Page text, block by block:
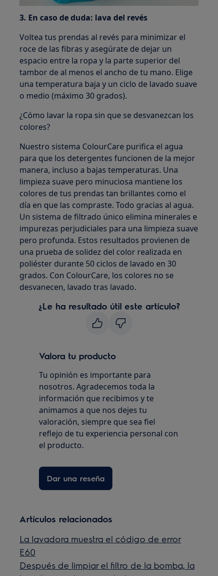
3. En caso de duda: lava del revés
Voltea tus prendas al revés para minimizar el
roce de las fibras y asegúrate de dejar un
espacio entre la ropa y la parte superior del
tambor de al menos el ancho de tu mano. Elige
una temperatura baja y un ciclo de lavado suave
o medio (máximo 30 grados).
¿Cómo lavar la ropa sin que se desvanezcan los
colores?
Nuestro sistema ColourCare purifica el agua
para que los detergentes funcionen de la mejor
manera, incluso a bajas temperaturas. Una
limpieza suave pero minuciosa mantiene los
colores de tus prendas tan brillantes como el
día en que las compraste. Todo gracias al agua.
Un sistema de filtrado único elimina minerales e
impurezas perjudiciales para una limpieza suave
pero profunda. Estos resultados provienen de
una prueba de solidez del color realizada en
poliéster durante 50 ciclos de lavado en 30
grados. Con ColourCare, los colores no se
desvanecen, lavado tras lavado.
¿Le ha resultado útil este artículo?
Valora tu producto
Tu opinión es importante para
nosotros. Agradecemos toda la
información que recibimos y te
animamos a que nos dejes tu
valoración, siempre que sea fiel
reflejo de tu experiencia personal con
el producto.
Dar una reseña
Artículos relacionados
La lavadora muestra el código de error
E60
Después de limpiar el filtro de la bomba, la